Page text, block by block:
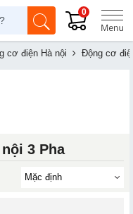
0
cơ điện Hà nội Động cơ
3 Pha